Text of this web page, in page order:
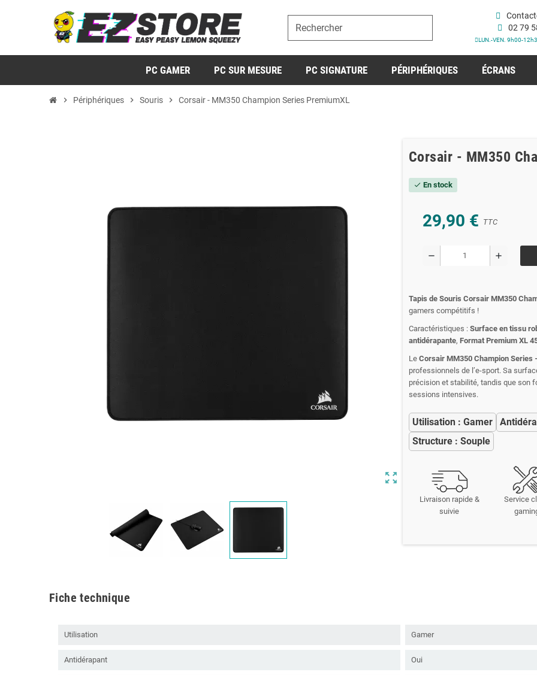
02 79
LUN.-VEN. 9h00-
PC GAMER PC SUR MESURE PC SIGNATURE PÉRIPHÉRIQUES ÉCRANS
chevron_right Périphériques chevron_right Souris chevron_right Corsair - MM350 Champion Series PremiumXL
zoom_out_map
Corsair - MM350
check En stock
29,90 € TTC
remove add
Tapis de Souris Corsair MM350
gamers compétitifs !
Caractéristiques : Surface en tissu
antidérapante, Format Premium XL
Le Corsair MM350 Champion Series
professionnels de l’e-sport. Sa
précision et stabilité, tandis que son
sessions intensives.
Utilisation : Gamer
Structure : Souple
Livraison rapide &
suivie
Service
Fiche technique
Utilisation Gamer
Antidérapant Oui